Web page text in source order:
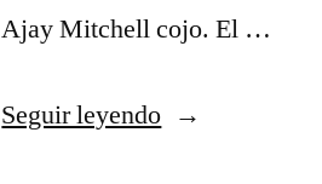
Ajay Mitchell cojo. El …
Seguir leyendo«El